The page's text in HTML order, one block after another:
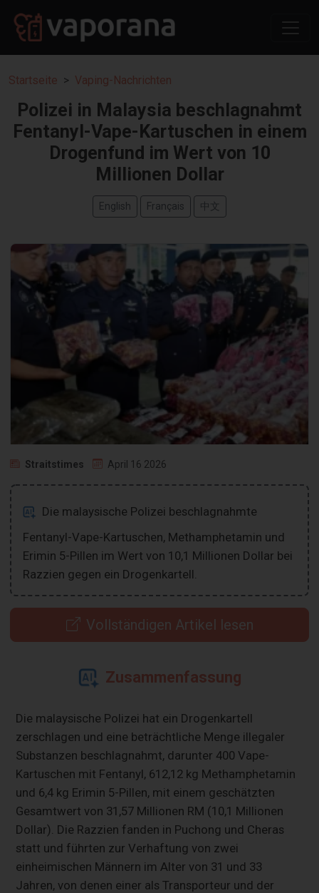
Startseite Vaping-Nachrichten
Polizei in Malaysia beschlagnahmt
Fentanyl-Vape-Kartuschen in einem
Drogenfund im Wert von 10
Millionen Dollar
English Français 中文
Straitstimes April 16 2026
Die malaysische Polizei beschlagnahmte
Fentanyl-Vape-Kartuschen, Methamphetamin und
Erimin 5-Pillen im Wert von 10,1 Millionen Dollar bei
Razzien gegen ein Drogenkartell.
Vollständigen Artikel lesen
Zusammenfassung
Die malaysische Polizei hat ein Drogenkartell
zerschlagen und eine beträchtliche Menge illegaler
Substanzen beschlagnahmt, darunter 400 Vape-
Kartuschen mit Fentanyl, 612,12 kg Methamphetamin
und 6,4 kg Erimin 5-Pillen, mit einem geschätzten
Gesamtwert von 31,57 Millionen RM (10,1 Millionen
Dollar). Die Razzien fanden in Puchong und Cheras
statt und führten zur Verhaftung von zwei
einheimischen Männern im Alter von 31 und 33
Jahren, von denen einer als Transporteur und der